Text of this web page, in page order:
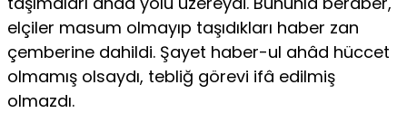
elçiler masum olmayıp taşıdıkları haber zan
çemberine dahildi. Şayet haber-ul ahâd hüccet
olmamış olsaydı, tebliğ görevi ifâ edilmiş
olmazdı.